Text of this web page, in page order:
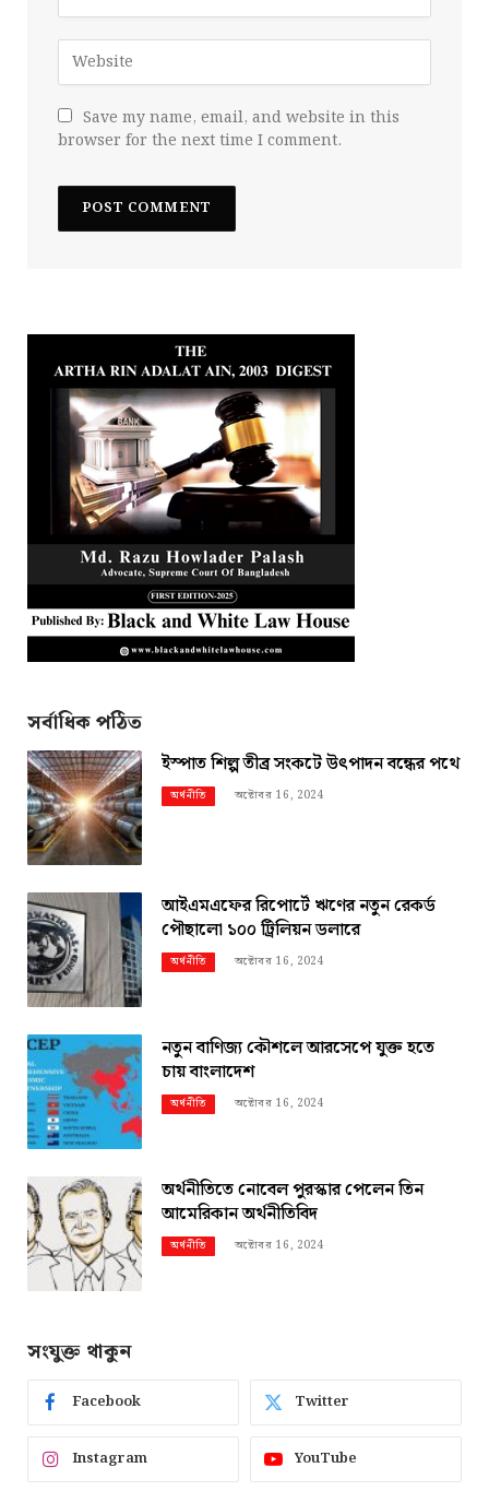
Save my name, email, and website in this
browser for the next time I comment.
সর্বাধিক পঠিত
ইস্পাত শিল্প তীব্র সংকটে উৎপাদন বন্ধের পথে
অর্থনীতি অক্টোবর 16, 2024
আইএমএফের রিপোর্টে ঋণের নতুন রেকর্ড
পৌছালো ১০০ ট্রিলিয়ন ডলারে
অর্থনীতি অক্টোবর 16, 2024
নতুন বাণিজ্য কৌশলে আরসেপে যুক্ত হতে
চায় বাংলাদেশ
অর্থনীতি অক্টোবর 16, 2024
অর্থনীতিতে নোবেল পুরস্কার পেলেন তিন
আমেরিকান অর্থনীতিবিদ
অর্থনীতি অক্টোবর 16, 2024
সংযুক্ত থাকুন
Facebook Twitter
Instagram YouTube